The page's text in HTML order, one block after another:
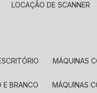
LOCAÇÃO DE SCANNER
MÁQUINAS
E BRANCO MÁQUINAS